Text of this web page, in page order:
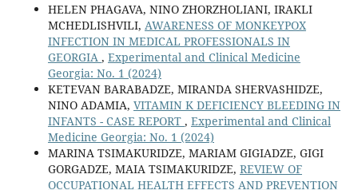
HELEN PHAGAVA, NINO ZHORZHOLIANI, IRAKLI
MCHEDLISHVILI, AWARENESS OF MONKEYPOX
INFECTION IN MEDICAL PROFESSIONALS IN
GEORGIA , Experimental and Clinical Medicine
Georgia: No. 1 (2024)
KETEVAN BARABADZE, MIRANDA SHERVASHIDZE,
NINO ADAMIA, VITAMIN K DEFICIENCY BLEEDING IN
INFANTS - CASE REPORT , Experimental and Clinical
Medicine Georgia: No. 1 (2024)
MARINA TSIMAKURIDZE, MARIAM GIGIADZE, GIGI
GORGADZE, MAIA TSIMAKURIDZE, REVIEW OF
OCCUPATIONAL HEALTH EFFECTS AND PREVENTION